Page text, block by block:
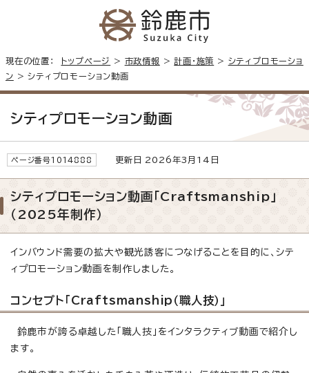
現在の位置： トップページ > 市政情報 >計画・施策 > シティプロモーショ
ン > シティプロモーション動画
シティプロモーション動画
ページ番号1014888 更新日 2026年3月14日
シティプロモーション動画「Craftsmanship」
（2025年制作）
インバウンド需要の拡大や観光誘客につなげることを目的に、シテ
ィプロモーション動画を制作しました。
コンセプト「Craftsmanship（職人技）」
鈴鹿市が誇る卓越した「職人技」をインタラクティブ動画で紹介し
ます。